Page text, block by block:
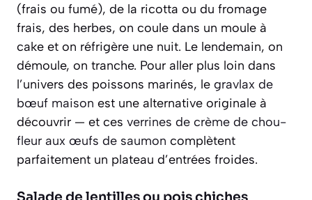
(frais ou fumé), de la ricotta ou du fromage
frais, des herbes, on coule dans un moule à
cake et on réfrigère une nuit. Le lendemain, on
démoule, on tranche. Pour aller plus loin dans
l’univers des poissons marinés, le gravlax de
bœuf maison est une alternative originale à
découvrir — et ces verrines de crème de chou-
fleur aux œufs de saumon complètent
parfaitement un plateau d’entrées froides.